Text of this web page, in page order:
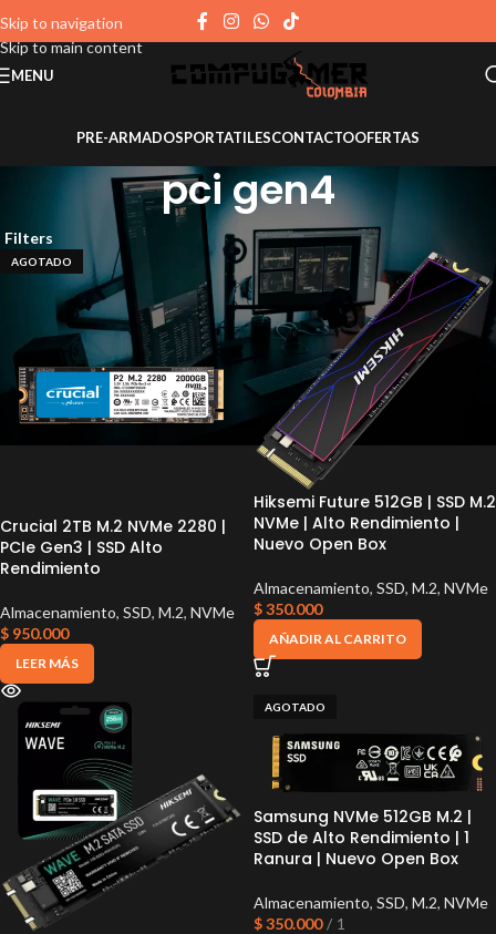
Skip to navigation
Skip to main content
MENU
PRE-ARMADOSPORTATILESCONTACTOOFERTAS
pci gen4
Filters
AGOTADO
Crucial 2TB M.2 NVMe 2280 |
PCIe Gen3 | SSD Alto
Rendimiento
Almacenamiento, SSD, M.2, NVMe
$ 950.000
LEER MÁS
Hiksemi Future 512GB | SSD M.2
NVMe | Alto Rendimiento |
Nuevo Open Box
Almacenamiento, SSD, M.2, NVMe
$350.000
AÑADIR AL CARRITO
AGOTADO
Samsung NVMe 512GB M.2 |
SSD de Alto Rendimiento | 1
Ranura | Nuevo Open Box
Almacenamiento, SSD, M.2, NVMe
$350.000 1